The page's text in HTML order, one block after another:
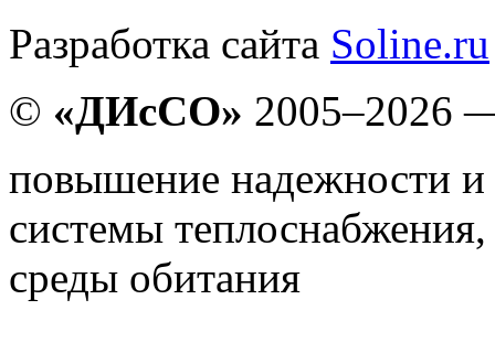
Разработка сайта Soline.ru
© «ДИсСО» 2005–2026
повышение надежности
системы
среды обитания